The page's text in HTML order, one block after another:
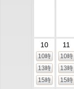
10
10時
13時
15時
11
10時
13時
15時